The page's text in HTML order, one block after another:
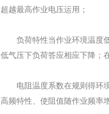
超越最高作业电压运用；
负荷特性当作业环境温度低
低气压下负荷答应相应下降；
电阻温度系数在规则得环境
高频特性、使阻值随作业频率